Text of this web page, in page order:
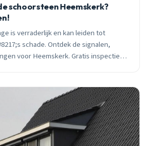
schoorsteen Heemskerk?
is verraderlijk en kan leiden tot
schade. Ontdek de signalen,
voor Heemskerk. Gratis inspectie